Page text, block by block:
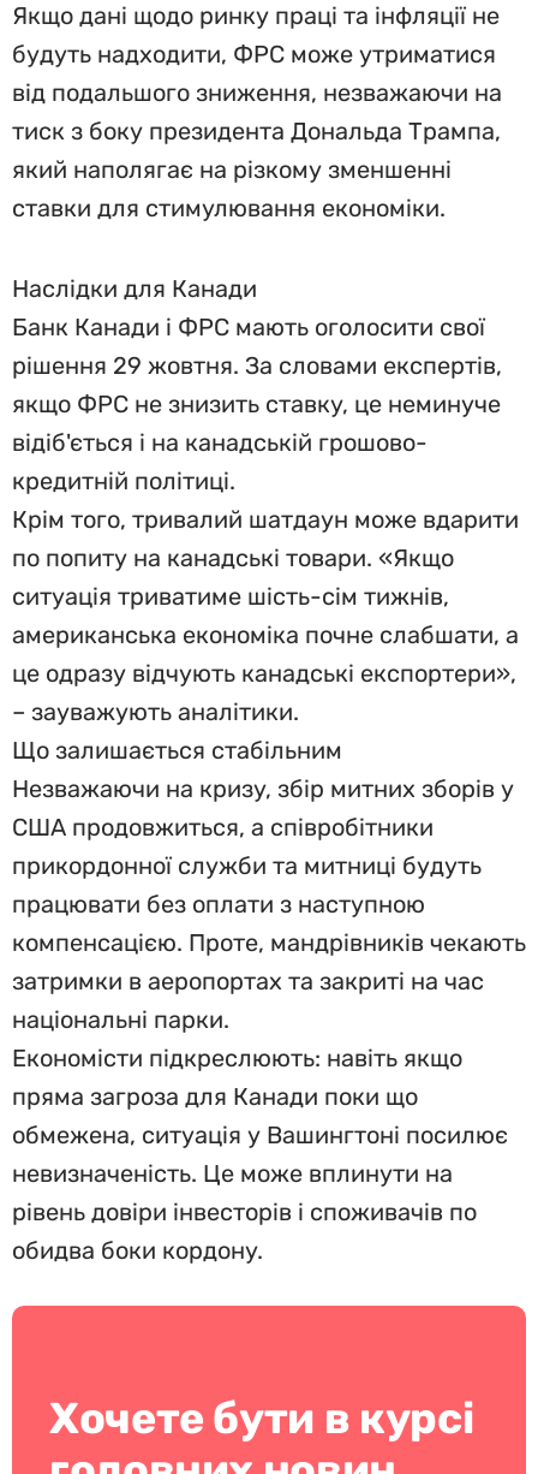
Якщо дані щодо ринку праці та інфляції не
будуть надходити, ФРС може утриматися
від подальшого зниження, незважаючи на
тиск з боку президента Дональда Трампа,
який наполягає на різкому зменшенні
ставки для стимулювання економіки.
Наслідки для Канади
Банк Канади і ФРС мають оголосити свої
рішення 29 жовтня. За словами експертів,
якщо ФРС не знизить ставку, це неминуче
відіб'ється і на канадській грошово-
кредитній політиці.
Крім того, тривалий шатдаун може вдарити
по попиту на канадські товари. «Якщо
ситуація триватиме шість-сім тижнів,
американська економіка почне слабшати, а
це одразу відчують канадські експортери»,
– зауважують аналітики.
Що залишається стабільним
Незважаючи на кризу, збір митних зборів у
США продовжиться, а співробітники
прикордонної служби та митниці будуть
працювати без оплати з наступною
компенсацією. Проте, мандрівників чекають
затримки в аеропортах та закриті на час
національні парки.
Економісти підкреслюють: навіть якщо
пряма загроза для Канади поки що
обмежена, ситуація у Вашингтоні посилює
невизначеність. Це може вплинути на
рівень довіри інвесторів і споживачів по
обидва боки кордону.
Хочете бути в курсі